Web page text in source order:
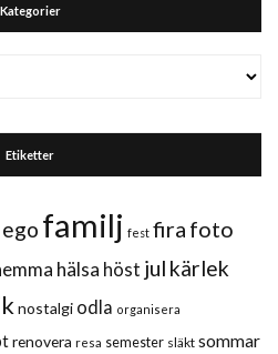
Kategorier
Etiketter
ego familj fest fira foto
hälsa höst jul kärlek
nostalgi odla organisera
renovera resa semester släkt sommar